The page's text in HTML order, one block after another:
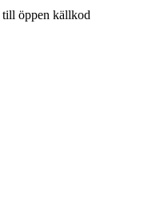
öppen källkod